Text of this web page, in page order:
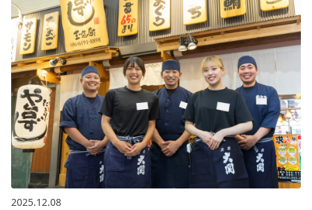
2025.12.08